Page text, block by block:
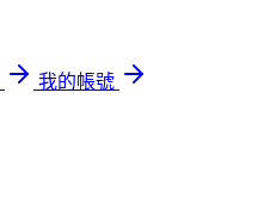
我的帳號